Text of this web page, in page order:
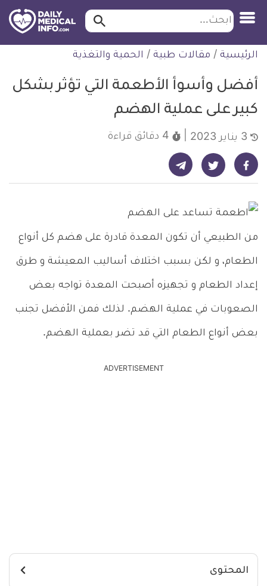
التخطي
للمحتوى
طبية
ابحث ابحث…
الرئيسية / مقالات طبية / الحمية والتغذية
أفضل وأسوأ الأطعمة التي تؤثر بشكل
كبير على عملية الهضم
4 دقائق قراءة
شارك على فيسبوك - ديلي ميديكال انفو شارك على تويتر - ديلي ميديكال انفو شارك على تيليجرام - ديلي ميديكال انفو
من الطبيعي أن تكون المعدة قادرة على هضم كل أنواع
الطعام، و لكن بسبب اختلاف أساليب المعيشة و طرق
إعداد الطعام و تجهيزه أصبحت المعدة تواجه بعض
الصعوبات في عملية الهضم. لذلك فمن الأفضل تجنب
بعض أنواع الطعام التي قد تضر بعملية الهضم.
ADVERTISEMENT
المحتوى